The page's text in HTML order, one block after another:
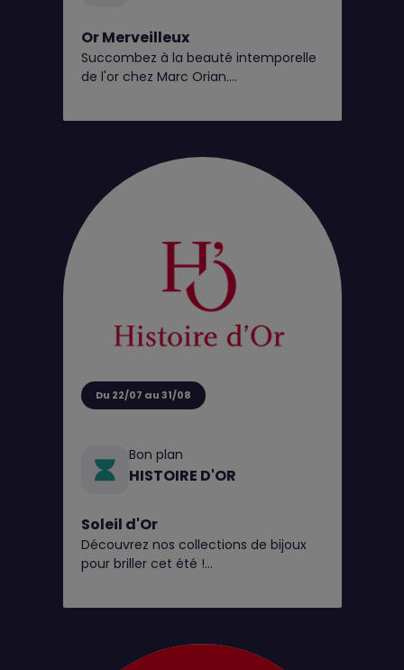
Or Merveilleux
Succombez à la beauté intemporelle
de l'or chez Marc Orian.
Du 22/07 au 31/08
Bon plan
HISTOIRE D'OR
Soleil d'Or
Découvrez nos collections de bijoux
pour briller cet été !
d'achat pour tout perçage jusqu’au 31